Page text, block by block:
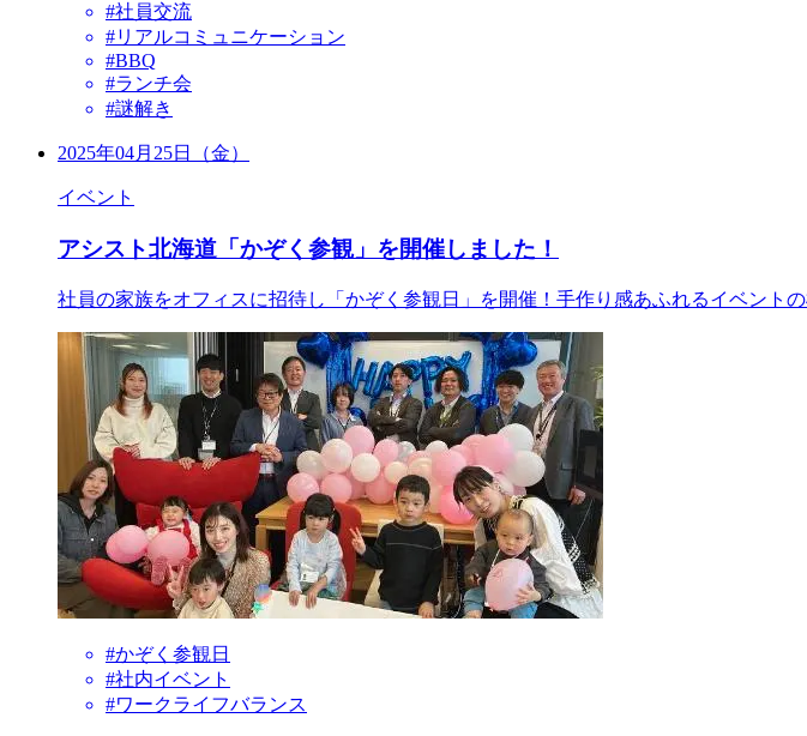
#社員交流
#リアルコミュニケーション
#BBQ
#ランチ会
#謎解き
2025年04月25日（金）
イベント
アシスト北海道「かぞく参観」を開催しました！
社員の家族をオフィスに招待し「かぞく参観日」を開催！手作り感あふれるイベントの
#かぞく参観日
#社内イベント
#ワークライフバランス